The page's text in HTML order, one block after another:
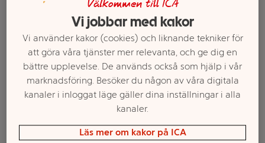
Välkommen till ICA
Vi jobbar med kakor
Vi använder kakor (cookies) och liknande tekniker för
att göra våra tjänster mer relevanta, och ge dig en
bättre upplevelse. De används också som hjälp i vår
marknadsföring. Besöker du någon av våra digitala
kanaler i inloggat läge gäller dina inställningar i alla
kanaler.
Läs mer om kakor på ICA